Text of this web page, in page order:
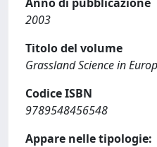
2003
Titolo del volume
Grassland Science in
Codice ISBN
9789548456548
Appare nelle tipologie: